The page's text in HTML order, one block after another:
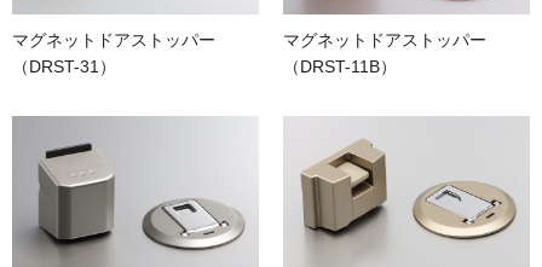
マグネットドアストッパー
（DRST-31）
マグネットドアストッパー
（DRST-11B）